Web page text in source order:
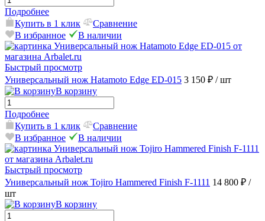
Подробнее
Купить в 1 клик
Сравнение
В избранное
В наличии
Быстрый просмотр
Универсальный нож Hatamoto Edge ED-015 3 150 ₽ / шт
В корзину
Подробнее
Купить в 1 клик
Сравнение
В избранное
В наличии
Быстрый просмотр
Универсальный нож Tojiro Hammered Finish F-1111 14 800 ₽ /
шт
В корзину